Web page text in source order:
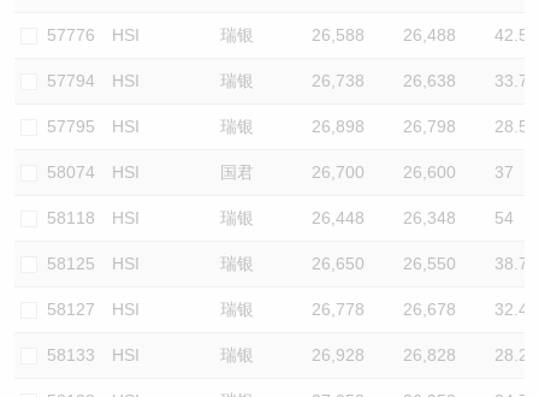
57776 HSI 瑞银 26,588 26,488 42.5
57794 HSI 瑞银 26,738 26,638 33.7
57795 HSI 瑞银 26,898 26,798 28.5
58074 HSI 国君 26,700 26,600 37
58118 HSI 瑞银 26,448 26,348 54
58125 HSI 瑞银 26,650 26,550 38.7
58127 HSI 瑞银 26,778 26,678 32.4
58133 HSI 瑞银 26,928 26,828 28.2